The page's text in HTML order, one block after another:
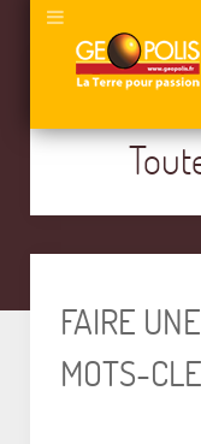
FAIRE
MOTS-